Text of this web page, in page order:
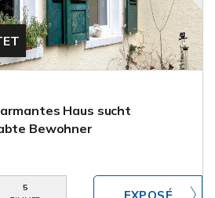
Haus sucht
Bewohner
5